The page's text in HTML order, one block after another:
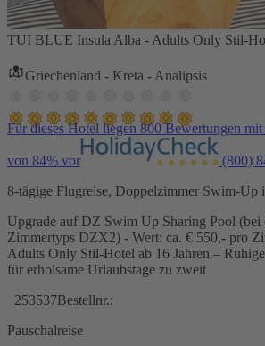
TUI BLUE Insula Alba - Adults Only Stil-
Griechenland - Kreta - Analipsis
Für dieses Hotel liegen 800 Bewertungen
von 84% vor (800)
8-tägige Flugreise, Doppelzimmer Swim-Up
Upgrade auf DZ Swim Up Sharing Pool (bei
Zimmertyps DZX2) - Wert: ca. € 550,- pro
Adults Only Stil-Hotel ab 16 Jahren –
für erholsame Urlaubstage zu zweit
253537Bestellnr.:
Pauschalreise